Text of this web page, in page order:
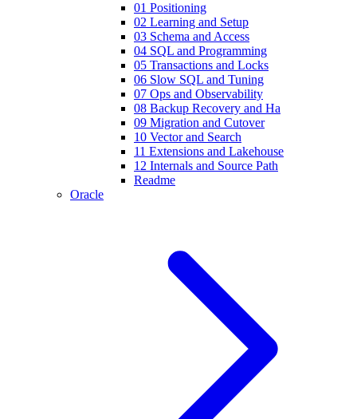
01 Positioning
02 Learning and Setup
03 Schema and Access
04 SQL and Programming
05 Transactions and Locks
06 Slow SQL and Tuning
07 Ops and Observability
08 Backup Recovery and Ha
09 Migration and Cutover
10 Vector and Search
11 Extensions and Lakehouse
12 Internals and Source Path
Readme
Oracle